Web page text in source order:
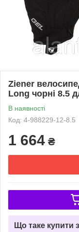
Ziener
Long чорні 8.5
В наявності
Код: 4-988229-12-8.5
1 664 ₴
Що таке купити